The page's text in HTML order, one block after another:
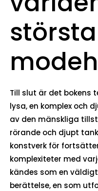
största
Till slut är det bokens
lysa, en komplex och
av den mänskliga
rörande och djupt
konstverk för
komplexiteter med
kändes som en
berättelse, en som